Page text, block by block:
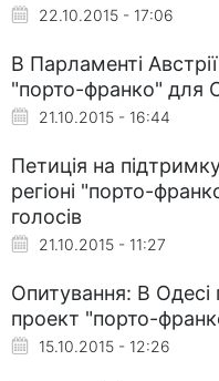
22.10.2015 - 17:06
В Парламенті
"порто-франко" для
21.10.2015 - 16:44
Петиція на
регіоні "порто-
голосів
21.10.2015 - 11:27
Опитування: В Одесі
проект "порто-
15.10.2015 - 12:26